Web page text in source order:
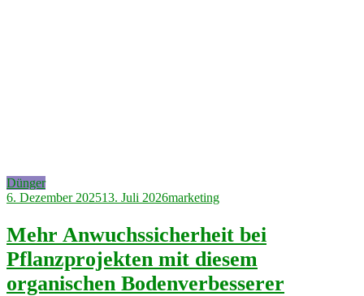
Dünger
6. Dezember 202513. Juli 2026marketing
Mehr Anwuchssicherheit bei
Pflanzprojekten mit diesem
organischen Bodenverbesserer